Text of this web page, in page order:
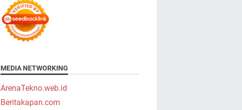
MEDIA NETWORKING
ArenaTekno.web.id
Beritakapan.com